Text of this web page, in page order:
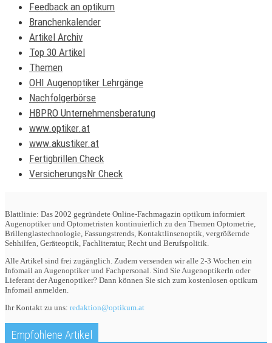
Feedback an optikum
Branchenkalender
Artikel Archiv
Top 30 Artikel
Themen
OHI Augenoptiker Lehrgänge
Nachfolgerbörse
HBPRO Unternehmensberatung
www.optiker.at
www.akustiker.at
Fertigbrillen Check
VersicherungsNr Check
Blattlinie: Das 2002 gegründete Online-Fachmagazin optikum informiert
Augenoptiker und Optometristen kontinuierlich zu den Themen Optometrie,
Brillenglastechnologie, Fassungstrends, Kontaktlinsenoptik, vergrößernde
Sehhilfen, Geräteoptik, Fachliteratur, Recht und Berufspolitik.
Alle Artikel sind frei zugänglich. Zudem versenden wir alle 2-3 Wochen ein
Infomail an Augenoptiker und Fachpersonal. Sind Sie AugenoptikerIn oder
Lieferant der Augenoptiker? Dann können Sie sich zum kostenlosen optikum
Infomail anmelden.
Ihr Kontakt zu uns: redaktion@optikum.at
Empfohlene Artikel